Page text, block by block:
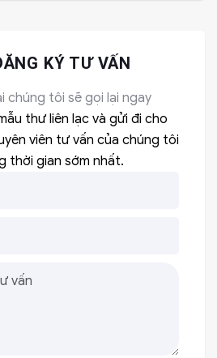
KÝ TƯ VẤN
chúng tôi sẽ gọi lại ngay
thư liên lạc và gửi đi cho
viên tư vấn của chúng tôi
thời gian sớm nhất.